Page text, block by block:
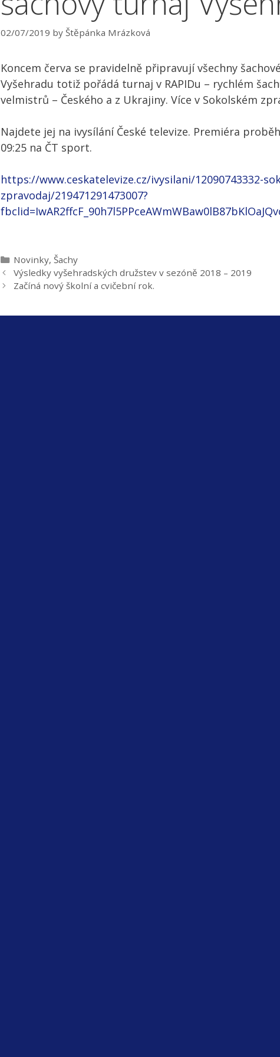
02/07/2019 by Štěpánka Mrázková
Koncem červa se pravidelně připravují všechny
Vyšehradu totiž pořádá turnaj v RAPIDu – rychlém
velmistrů – Českého a z Ukrajiny. Více v Sokolském
Najdete jej na ivysílání České televize. Premiéra
09:25 na ČT sport.
https://www.ceskatelevize.cz/ivysilani/12090743332-
zpravodaj/219471291473007?
Categories
Novinky, Šachy
Výsledky vyšehradských družstev v sezóně 2018 – 2019
Začíná nový školní a cvičební rok.